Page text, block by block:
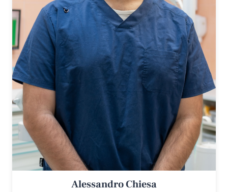
Alessandro Chiesa